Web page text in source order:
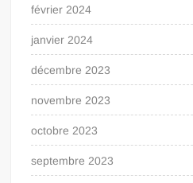
février 2024
janvier 2024
décembre 2023
novembre 2023
octobre 2023
septembre 2023